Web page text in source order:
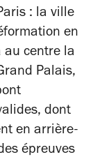
: la ville
en
au centre la
Palais,
dont
en arrière-
épreuves